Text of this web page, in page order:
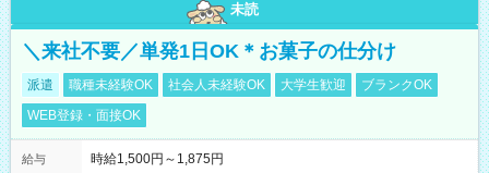
未読
＼来社不要／単発1日OK＊お菓子の仕分け
派遣 職種未経験OK 社会人未経験OK 大学生歓迎
ブランクOK
WEB登録・面接OK
給与 時給1,500円～1,875円